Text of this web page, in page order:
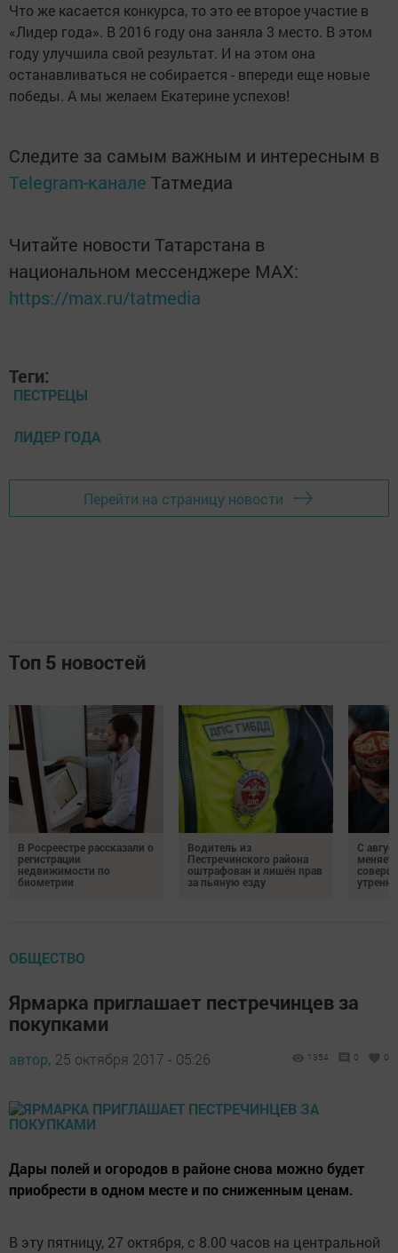
Что же касается конкурса, то это ее второе участие в
«Лидер года». В 2016 году она заняла 3 место. В этом
году улучшила свой результат. И на этом она
останавливаться не собирается - впереди еще новые
победы. А мы желаем Екатерине успехов!
Следите за самым важным и интересным в
Telegram-канале Татмедиа
Читайте новости Татарстана в
национальном мессенджере MАХ:
https://max.ru/tatmedia
Теги:
ПЕСТРЕЦЫ
ЛИДЕР ГОДА
Перейти на страницу новости
Топ 5 новостей
В Росреестре рассказали о
регистрации
недвижимости по
биометрии
Водитель из
Пестречинского района
оштрафован и лишён прав
за пьяную езду
С
ОБЩЕСТВО
Ярмарка приглашает пестречинцев за
покупками
автор, 25 октября 2017 - 05:26 1354 0 0
Дары полей и огородов в районе снова можно будет
приобрести в одном месте и по сниженным ценам.
В эту пятницу, 27 октября, с 8.00 часов на центральной